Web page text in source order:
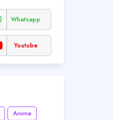
Whatsapp
Youtube
Anime